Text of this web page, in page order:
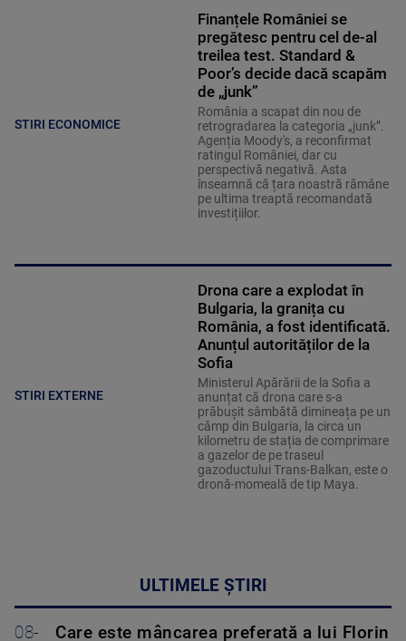
STIRI ECONOMICE
Finanțele României se
pregătesc pentru cel de-al
treilea test. Standard &
Poor’s decide dacă scapăm
de „junk”
România a scapat din nou de
retrogradarea la categoria „junk”.
Agenția Moody's, a reconfirmat
ratingul României, dar cu
perspectivă negativă. Asta
înseamnă că țara noastră rămâne
pe ultima treaptă recomandată
investițiilor.
STIRI EXTERNE
Drona care a explodat în
Bulgaria, la granița cu
România, a fost identificată.
Anunțul autorităților de la
Sofia
Ministerul Apărării de la Sofia a
anunțat că drona care s-a
prăbușit sâmbătă dimineața pe un
câmp din Bulgaria, la circa un
kilometru de stația de comprimare
a gazelor de pe traseul
gazoductului Trans-Balkan, este o
dronă-momeală de tip Maya.
ULTIMELE ȘTIRI
08-
Care este mâncarea preferată a lui Florin